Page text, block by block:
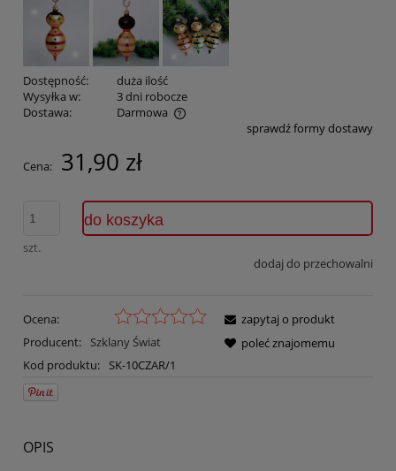
Dostępność:
duża ilość
Wysyłka w:
3 dni robocze
Dostawa:
Darmowa
Cena nie zawiera ewentualnych kosztów płatnościsprawdź formy dostawy
Cena: 31,90 zł
szt.
do koszyka
dodaj do przechowalni
Ocena:
Producent:
Szklany Świat
Kod produktu: SK-10CZAR/1
zapytaj o produkt
poleć znajomemu
OPIS